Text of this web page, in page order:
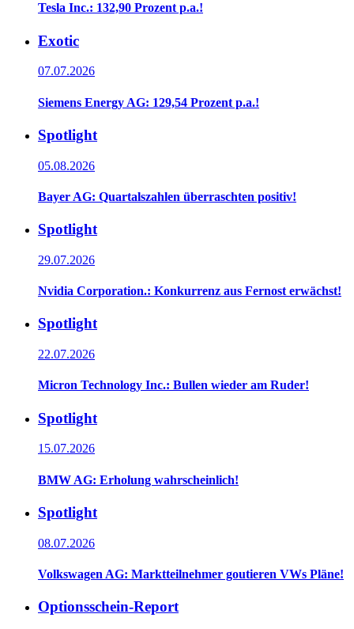
Tesla Inc.: 132,90 Prozent p.a.!
Exotic
07.07.2026
Siemens Energy AG: 129,54 Prozent p.a.!
Spotlight
05.08.2026
Bayer AG: Quartalszahlen überraschten positiv!
Spotlight
29.07.2026
Nvidia Corporation.: Konkurrenz aus Fernost erwächst!
Spotlight
22.07.2026
Micron Technology Inc.: Bullen wieder am Ruder!
Spotlight
15.07.2026
BMW AG: Erholung wahrscheinlich!
Spotlight
08.07.2026
Volkswagen AG: Marktteilnehmer goutieren VWs Pläne!
Optionsschein-Report